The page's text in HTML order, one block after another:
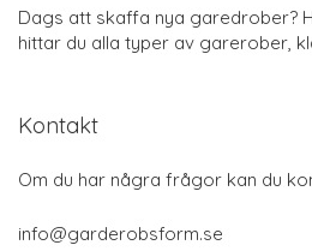
Dags att skaffa nya garedrober?
hittar du alla typer av garerober,
Kontakt
Om du har några frågor kan du
info@garderobsform.se